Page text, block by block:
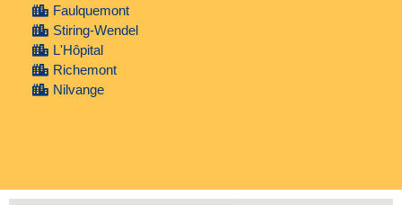
Faulquemont
Stiring-Wendel
L'Hôpital
Richemont
Nilvange